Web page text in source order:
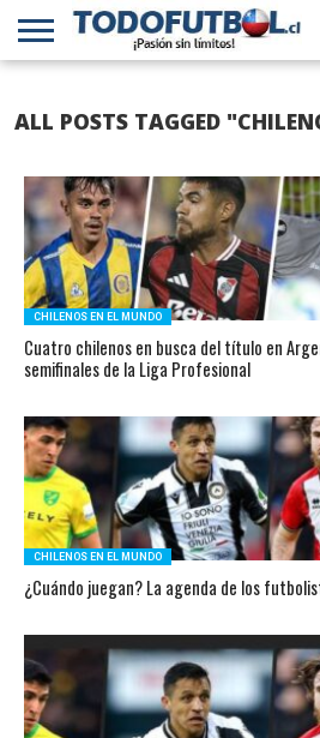
CHILENA
EN EL
MUNDO
INTERNACIONAL
ALL POSTS TAGGED
CHILENOS EN EL MUNDO
Cuatro chilenos en busca del título en
semifinales de la Liga Profesional
CHILENOS EN EL MUNDO
¿Cuándo juegan? La agenda de los